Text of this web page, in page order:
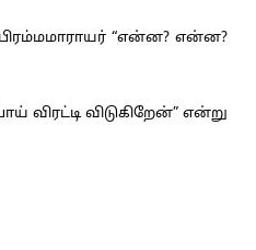
“என்ன? என்ன?
விடுகிறேன்” என்று